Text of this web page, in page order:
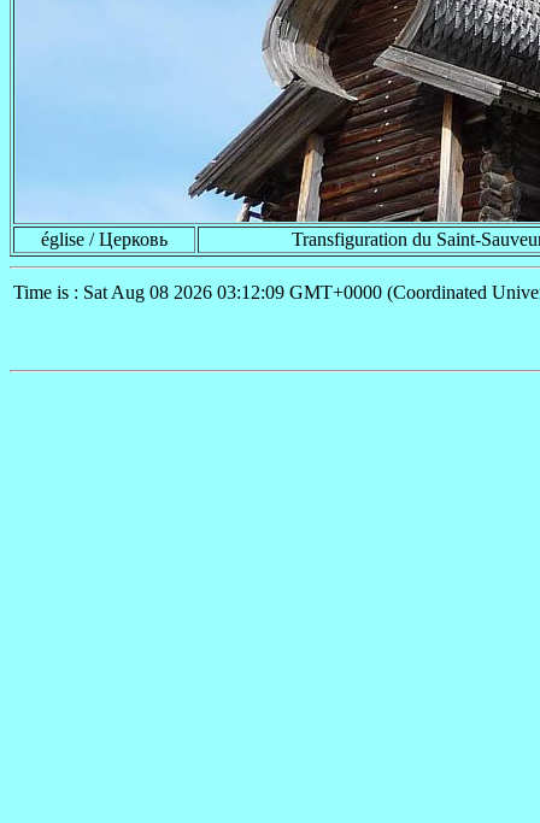
église / Церковь Transfiguration du Saint-
Time is : Sat Aug 08 2026 03:12:09 GMT+0000 (Coordinated